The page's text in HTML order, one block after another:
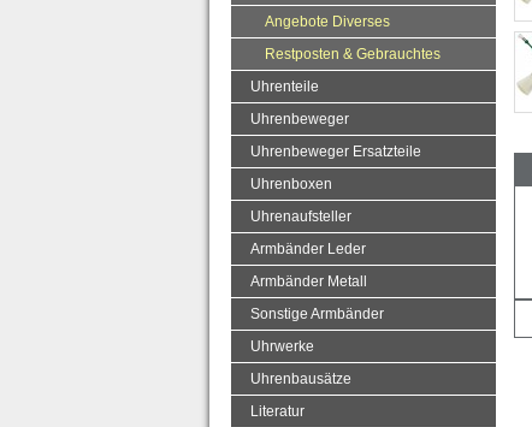
Angebote Diverses
Restposten & Gebrauchtes
Uhrenteile
Uhrenbeweger
Uhrenbeweger Ersatzteile
Uhrenboxen
Uhrenaufsteller
Armbänder Leder
Armbänder Metall
Sonstige Armbänder
Uhrwerke
Uhrenbausätze
Literatur